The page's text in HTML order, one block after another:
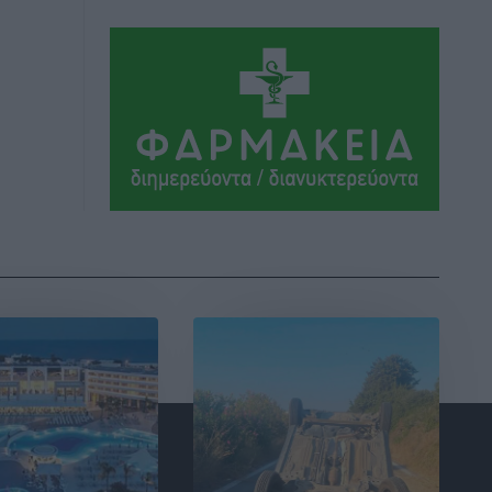
πριν 2 ώρες
Ολοκλήρωση του έργου αναβάθμισης
των υποδομών του Νεστορίδειου
Μελάθρου
Τοπικές Ειδήσεις• πριν 3 ώρες
Αθλητικά πριν 4 ώρες
Σύλληψη 21χρονου για ναρκωτικά στη
Ρόδο
Τοπικές Ειδήσεις πριν 5 ώρες